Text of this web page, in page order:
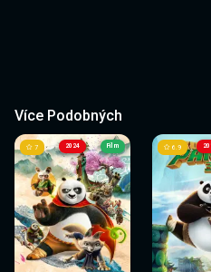
Více Podobných
2024
7 Film 6.9